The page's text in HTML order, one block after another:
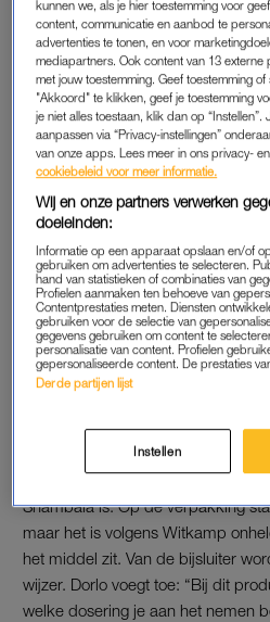
De hoofdingrediënten van
planten: bobinsana en caapi.
remmer, die ook wordt gebruikt
vraagt twee farmacologen wat zij
Thomas Dorlo van het Nederlands
redelijk schandelijk”, vertelt hij aan
middel als kruidenpreparaat,
met een antidepressivum. Naar
onderzoek gedaan. Je krijgt het
arts.” Ook farmacoloog Renger
“Als je de website leest is het
potentieel gevaarlijk. Als het aan
product moeten verbieden.”
(BIJ)WERKING
Het blijft vooral onduidelijk wat
Shambala is. Op de verpakking
maar het is volgens Witkamp
het middel zit. Van de bijsluiter
wijzer. Dorlo voegt toe: “Bij dit
welke dosering je aan het nemen
kunnen we, als je hier toestemming voor
content, communicatie en aanbod te
advertenties te tonen, en voor
mediapartners. Ook content van 13
met jouw toestemming. Geef toestemming
"Akkoord" te klikken, geef je toestemming
je niet alles toestaan, klik dan op
aanpassen via “Privacy-instellingen”
van onze apps. Lees meer in ons privacy-
cookiebeleid voor meer informatie.
Wij en onze partners verwerken
doeleinden:
Informatie op een apparaat opslaan en/of
gebruiken om advertenties te selecteren.
hand van statistieken of combinaties van
Profielen aanmaken ten behoeve van
Contentprestaties meten. Diensten
gebruiken voor de selectie van
gegevens gebruiken om content te
personalisatie van content. Profielen
gepersonaliseerde content. De prestaties
Derde partijen lijst
Instellen